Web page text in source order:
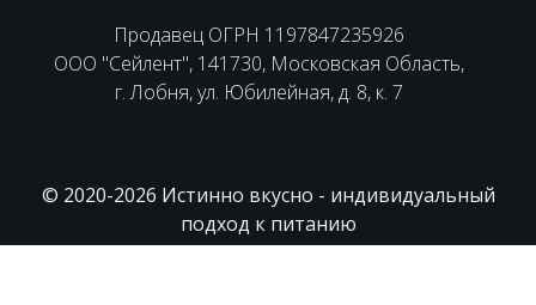
Продавец ОГРН 1197847235926
ООО "Сейлент", 141730, Московская Область,
г. Лобня, ул. Юбилейная, д. 8, к. 7
© 2020-2026 Истинно вкусно - индивидуальный
подход к питанию